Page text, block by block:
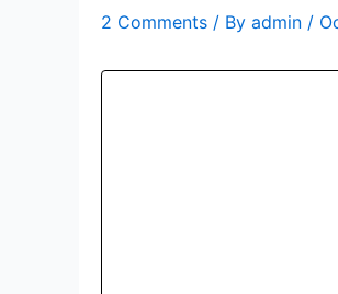
2 Comments / By admin /